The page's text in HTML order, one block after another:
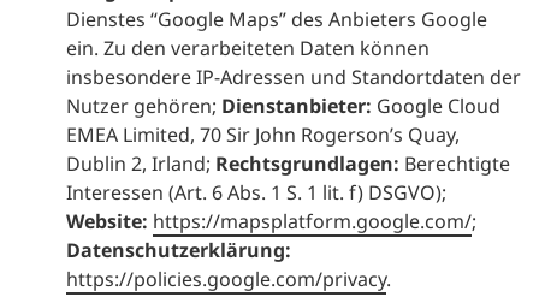
Dienstes “Google Maps” des Anbieters Google
ein. Zu den verarbeiteten Daten können
insbesondere IP-Adressen und Standortdaten der
Nutzer gehören; Dienstanbieter: Google Cloud
EMEA Limited, 70 Sir John Rogerson’s Quay,
Dublin 2, Irland; Rechtsgrundlagen: Berechtigte
Interessen (Art. 6 Abs. 1 S. 1 lit. f) DSGVO);
Website: https://mapsplatform.google.com/;
Datenschutzerklärung:
https://policies.google.com/privacy.